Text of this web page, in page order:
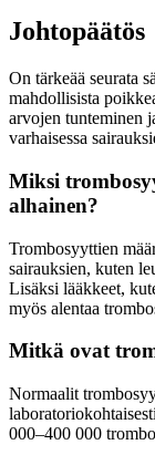
Johtopäätös
On tärkeää seurata
mahdollisista
arvojen tunteminen
varhaisessa
Miksi
alhainen?
Trombosyyttien
sairauksien, kuten
Lisäksi lääkkeet,
myös alentaa
Mitkä ovat
Normaalit
000–400 000